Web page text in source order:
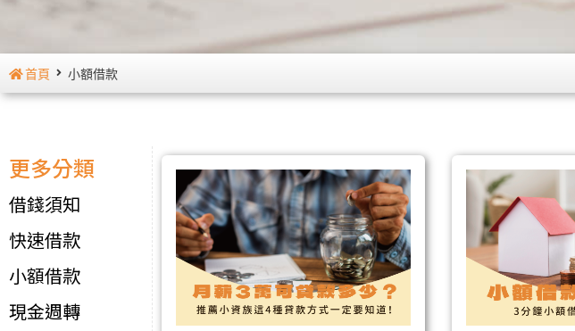
首頁 小額借款
更多分類
借錢須知
快速借款
小額借款
現金週轉